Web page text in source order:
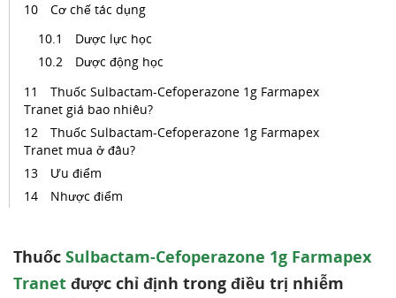
Cơ chế tác dụng
Dược lực học
Dược động học
Thuốc Sulbactam-Cefoperazone 1g Farmapex
Tranet giá bao nhiêu?
Thuốc Sulbactam-Cefoperazone 1g Farmapex
Tranet mua ở đâu?
Ưu điểm
Nhược điểm
Thuốc Sulbactam-Cefoperazone 1g Farmapex
Tranet được chỉ định trong điều trị nhiễm